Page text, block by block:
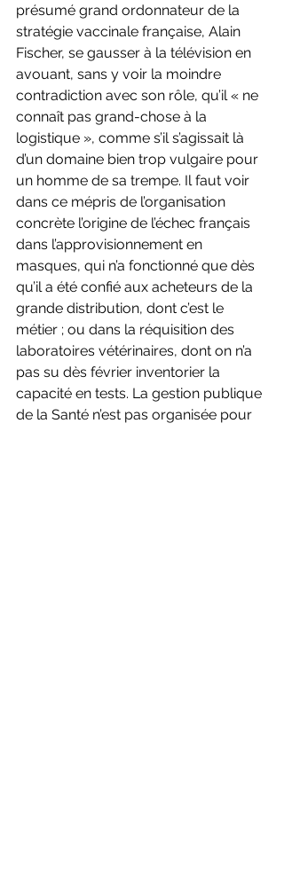
présumé grand ordonnateur de la
stratégie vaccinale française, Alain
Fischer, se gausser à la télévision en
avouant, sans y voir la moindre
contradiction avec son rôle, qu’il « ne
connaît pas grand-chose à la
logistique », comme s’il s’agissait là
d’un domaine bien trop vulgaire pour
un homme de sa trempe. Il faut voir
dans ce mépris de l’organisation
concrète l’origine de l’échec français
dans l’approvisionnement en
masques, qui n’a fonctionné que dès
qu’il a été confié aux acheteurs de la
grande distribution, dont c’est le
métier ; ou dans la réquisition des
laboratoires vétérinaires, dont on n’a
pas su dès février inventorier la
capacité en tests. La gestion publique
de la Santé n’est pas organisée pour